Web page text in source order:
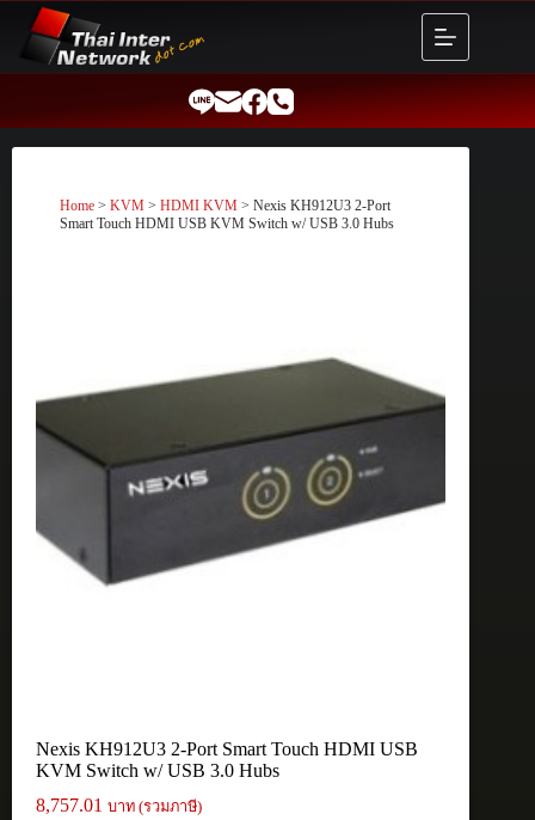
content
Home > KVM > HDMI KVM > Nexis KH912U3 2-Port
Smart Touch HDMI USB KVM Switch w/ USB 3.0 Hubs
Nexis KH912U3 2-Port Smart Touch HDMI USB
KVM Switch w/ USB 3.0 Hubs
8,757.01 บาท (รวมภาษี)